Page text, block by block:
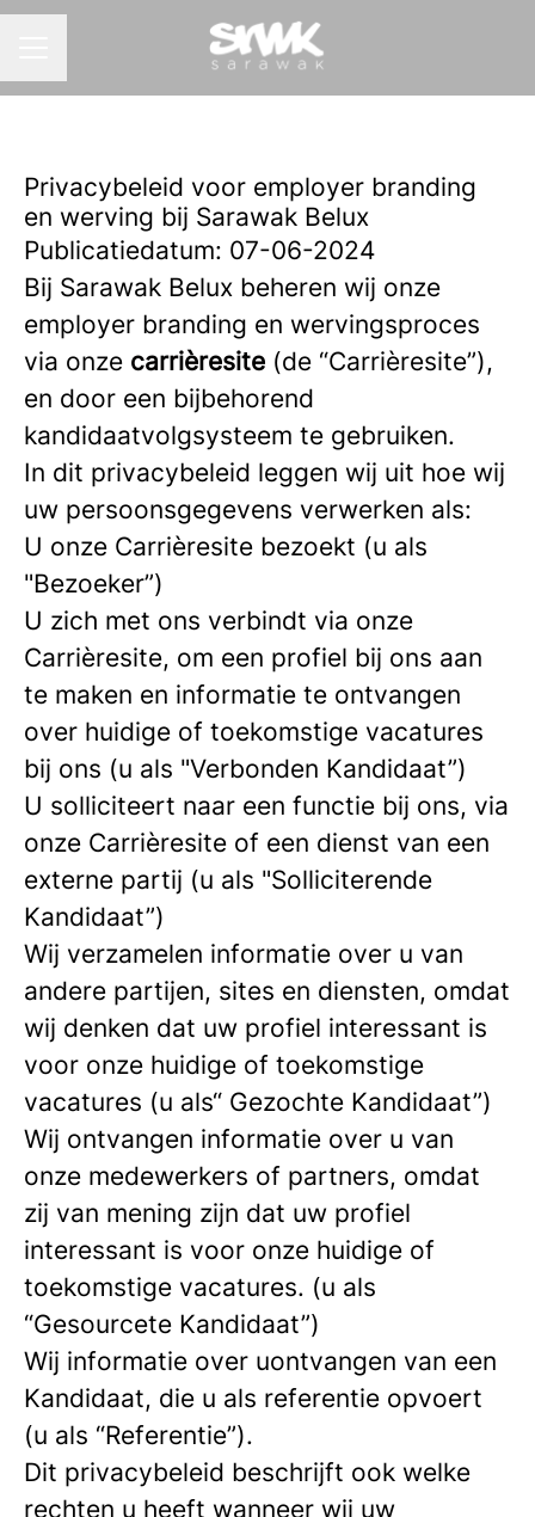
Privacybeleid voor employer branding
en werving bij Sarawak Belux
Publicatiedatum: 07-06-2024
Bij Sarawak Belux beheren wij onze
employer branding en wervingsproces
via onze carrièresite (de “Carrièresite”),
en door een bijbehorend
kandidaatvolgsysteem te gebruiken.
In dit privacybeleid leggen wij uit hoe wij
uw persoonsgegevens verwerken als:
U onze Carrièresite bezoekt (u als
"Bezoeker”)
U zich met ons verbindt via onze
Carrièresite, om een profiel bij ons aan
te maken en informatie te ontvangen
over huidige of toekomstige vacatures
bij ons (u als "Verbonden Kandidaat”)
U solliciteert naar een functie bij ons, via
onze Carrièresite of een dienst van een
externe partij (u als "Solliciterende
Kandidaat”)
Wij verzamelen informatie over u van
andere partijen, sites en diensten, omdat
wij denken dat uw profiel interessant is
voor onze huidige of toekomstige
vacatures (u als“ Gezochte Kandidaat”)
Wij ontvangen informatie over u van
onze medewerkers of partners, omdat
zij van mening zijn dat uw profiel
interessant is voor onze huidige of
toekomstige vacatures. (u als
“Gesourcete Kandidaat”)
Wij informatie over uontvangen van een
Kandidaat, die u als referentie opvoert
(u als “Referentie”).
Dit privacybeleid beschrijft ook welke
rechten u heeft wanneer wij uw